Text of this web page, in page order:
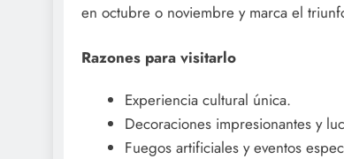
en octubre o noviembre y marca el
Razones para visitarlo
Experiencia cultural única.
Decoraciones impresionantes y
Fuegos artificiales y eventos